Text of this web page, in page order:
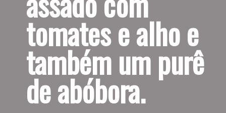
tomates e alho e
também um purê
de abóbora.